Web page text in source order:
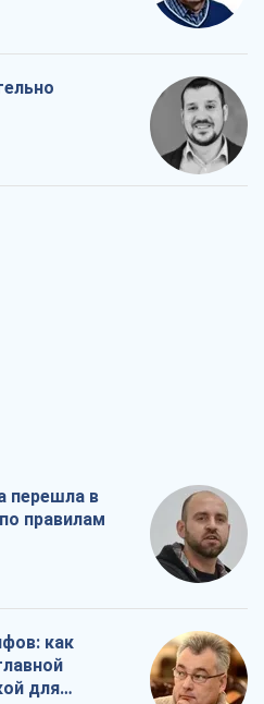
перешла в
правилам
как
для